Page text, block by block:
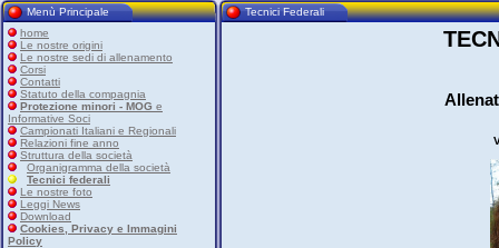
Menù Principale
home
Le nostre origini
Le nostre sedi di allenamento
Corsi
Contatti
Statuto della compagnia
Protezione minori - MOG e
Informative Soci
Campionati Italiani e Regionali
Relazioni fine anno
Struttura della società
Organigramma della società
Tecnici federali
Le nostre foto
Leggi News
Download
Cookies, Privacy e Immagini
Policy
Tecnici Federali